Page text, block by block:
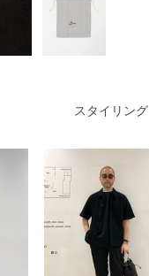
スタイリング